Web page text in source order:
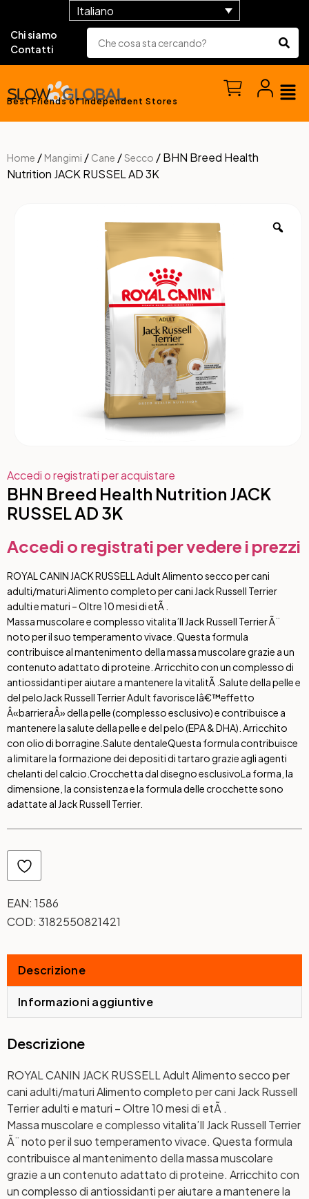
Italiano
Chi siamo
Contatti
Best Friends of Independent Stores
Home / Mangimi / Cane /Secco / BHN Breed Health
Nutrition JACK RUSSEL AD 3K
Accedi o registrati per acquistare
BHN Breed Health Nutrition JACK
RUSSEL AD 3K
Accedi o registrati per vedere i prezzi
ROYAL CANIN JACK RUSSELL Adult Alimento secco per cani
adulti/maturi Alimento completo per cani Jack Russell Terrier
adulti e maturi – Oltre 10 mesi di etÃ .
Massa muscolare e complesso vitalita’Il Jack Russell Terrier Ã¨
noto per il suo temperamento vivace. Questa formula
contribuisce al mantenimento della massa muscolare grazie a un
contenuto adattato di proteine. Arricchito con un complesso di
antiossidanti per aiutare a mantenere la vitalitÃ . Salute della pelle e
del peloJack Russell Terrier Adult favorisce lâ€™effetto
Â«barrieraÂ» della pelle (complesso esclusivo) e contribuisce a
mantenere la salute della pelle e del pelo (EPA & DHA). Arricchito
con olio di borragine. Salute dentaleQuesta formula contribuisce
a limitare la formazione dei depositi di tartaro grazie agli agenti
chelanti del calcio. Crocchetta dal disegno esclusivoLa forma, la
dimensione, la consistenza e la formula delle crocchette sono
adattate al Jack Russell Terrier.
EAN: 1586
COD: 3182550821421
Descrizione
Informazioni aggiuntive
Descrizione
ROYAL CANIN JACK RUSSELL Adult Alimento secco per
cani adulti/maturi Alimento completo per cani Jack Russell
Terrier adulti e maturi – Oltre 10 mesi di etÃ .
Massa muscolare e complesso vitalita’Il Jack Russell Terrier
Ã¨ noto per il suo temperamento vivace. Questa formula
contribuisce al mantenimento della massa muscolare
grazie a un contenuto adattato di proteine. Arricchito con
un complesso di antiossidanti per aiutare a mantenere la